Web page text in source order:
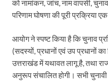
को नामांकन, जांच, नाम वापसी,
परिणाम घोषणा की पूरी प्रक्रिया
आयोग ने स्पष्ट किया है कि चुनाव
(सदस्यों, प्रधानों एवं उप प्रधानों
उत्तराखंड में यथावत लागू है, तथा
अनुरूप संचालित होगी। सभी चुनावी